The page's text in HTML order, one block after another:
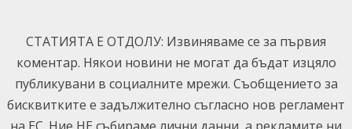
content
СТАТИЯТА Е ОТДОЛУ: Извиняваме се за първия
коментар. Някои новини не могат да бъдат изцяло
публикувани в социалните мрежи. Съобщението за
бисквитките е задължително съгласно нов регламент